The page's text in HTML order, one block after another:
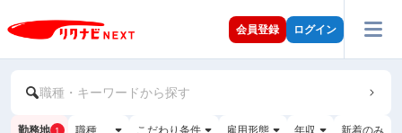
会員登録 ログイン
職種・キーワードから探す
勤務地 1 職種 こだわり条件 雇用形態 年収 新着のみ